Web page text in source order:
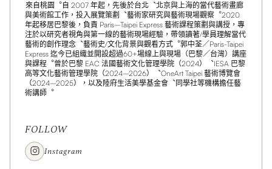
來自桃園︒自 2007 年起，先後於台北︑北京與上海的當代藝術畫廊
與美術館工作，投入展覽策劃︑藝術家研究與藝術現場觀察︒2020
年起移居巴黎後，負責 Paris–Taipei Express 藝術課程策劃與講授，專
注於以研究者視角與第一線的藝術現場經驗，帶領讀著/學員理解當代
藝術的創作理念︑藝術史/文化背景與觀看方式︒郭中荃／Paris-Taipei
Express 迄今已組織並開設超過60+場線上與現場（巴黎／台灣）講座
與課程︒曾於巴黎 EAC 法國藝術文化管理學院（2024）︑IESA 巴黎
高等文化藝術管理學院（2024–2026）︑OneArt Taipei 藝術博覽會
（2024–2025），以及陸府生活美學基金會︑同學社等機構擔任藝
術講師︒
FOLLOW
Instagram